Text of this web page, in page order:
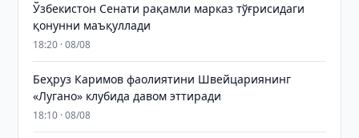
Ўзбекистон Сенати рақамли марказ тўғрисидаги
қонунни маъқуллади
18:20 · 08/08
Беҳруз Каримов фаолиятини Швейцариянинг
«Лугано» клубида давом эттиради
18:10 · 08/08